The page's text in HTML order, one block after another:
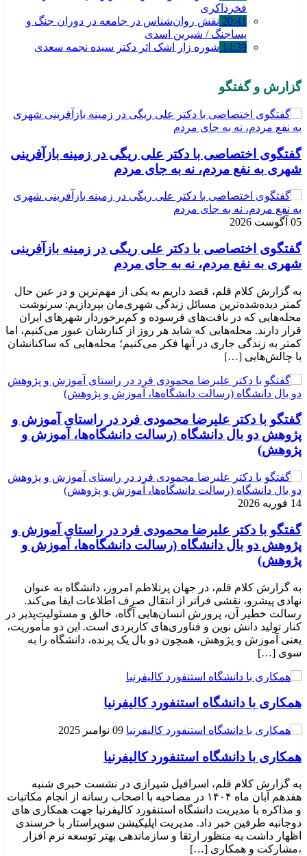
فخرذاکری
20:41 نقش روان‌شناس در جامعه در دوران جنگ و
پساجنگ / شیرین اسدی
14:39 شوره زار اشک اثر دکتر سیده نجمه سعدی
گزارش و گفتگو
گفتگوی اختصاصی با دکتر علی ریگی در زمینه بازآفرینی
شهری به نفع مردم، نه به جای مردم
05 آگوست 2026
گفتگوی اختصاصی با دکتر علی ریگی در زمینه بازآفرینی
شهری به نفع مردم، نه به جای مردم
به گزارش کلام قلم، قصد داریم به یکی از مهم‌ترین و در عین حال
کمتر دیده‌شده‌ترین مسائل زندگی شهری‌مان بپردازیم: سرنوشت
محله‌هایی که در بافت‌های فرسوده و کم‌برخوردار شهرهای ایران
قرار دارند. محله‌هایی که شاید هر روز از کنارشان عبور می‌کنیم، اما
کمتر به زندگی جاری در آنها فکر می‌کنیم؛ محله‌هایی که ساکنانشان
با چالش‌هایی […]
گفتگو با دکتر علیرضا محمودی فرد در راستای آموزش و
پژوهش دو بال دانشگاه (رسالت دانشگاه‌ها، آموزش و
پژوهش)
14 فوریه 2026
گفتگو با دکتر علیرضا محمودی فرد در راستای آموزش و
پژوهش دو بال دانشگاه (رسالت دانشگاه‌ها، آموزش و
پژوهش)
به گزارش کلام قلم، در جهان پرتلاطم امروز، دانشگاه به عنوان
نهادی پیشرو، نقشی فراتر از انتقال صرف اطلاعات ایفا می‌کند.
رسالت خطیر آن، پرورش انسان‌هایی آگاه، خالق و مسئولیت‌پذیر در
کنار تولید دانش نوین و فناوری‌های کاربردی است. این دو مأموریت،
یعنی آموزش و پژوهش، همچون دو بال یک پرنده، دانشگاه را به
سوی […]
همکاری با دانشگاه استنفورد کالیفرنیا
09 نوامبر 2025
همکاری با دانشگاه استنفورد کالیفرنیا
به گزارش کلام قلم، اسرافیل شیرازی در نشست خبری شنبه
هفدهم آبان ماه ۱۴۰۴ در مصاحبه با اصحاب رسانه از انجام مکاتبات
و مذاکره با مدیریت دانشگاه استنفورد کالیفرنیا جهت همکاری های
دوجانبه طرفین خبر داد. مدیریت اپلیکیشن سوپراستار با خرسندی
اظهار داشت به منظور ارتقا و سازماندهی بهتر توسعه نرم افزار
،مشارکت و همکاری […]